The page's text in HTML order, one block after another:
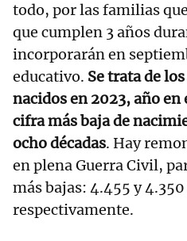
todo, por las familias
que cumplen 3 años
incorporarán en
educativo. Se trata de
nacidos en 2023, año en
cifra más baja de
ocho décadas. Hay
en plena Guerra Civil,
más bajas: 4.455 y
respectivamente.